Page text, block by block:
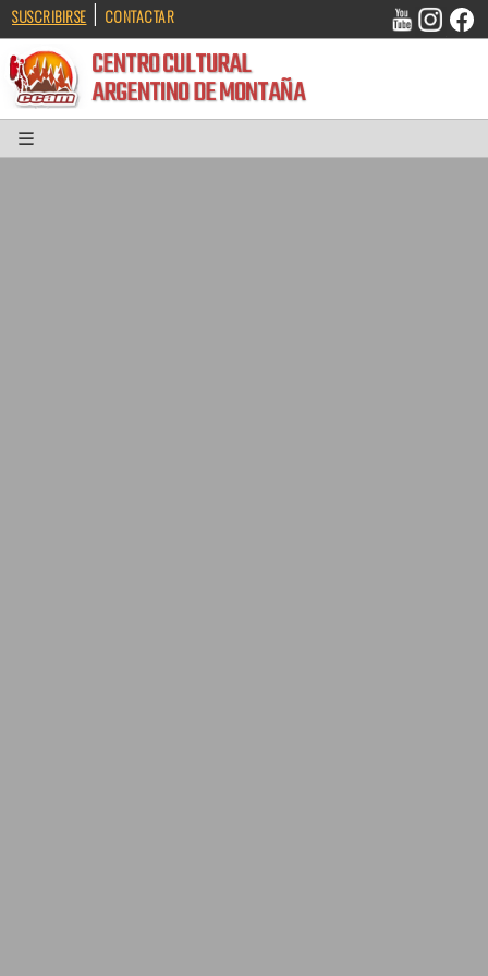
SUSCRIBIRSE | CONTACTAR
CENTRO CULTURAL
ARGENTINO DE MONTAÑA